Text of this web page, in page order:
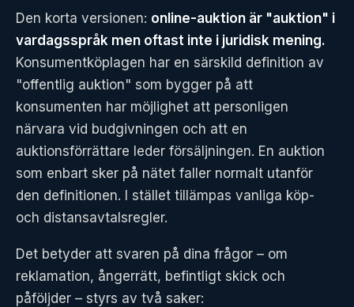
Den korta versionen: online-auktion är "auktion" i
vardagsspråk men oftast inte i juridisk mening.
Konsumentköplagen har en särskild definition av
"offentlig auktion" som bygger på att
konsumenten har möjlighet att personligen
närvara vid budgivningen och att en
auktionsförrättare leder försäljningen. En auktion
som enbart sker på nätet faller normalt utanför
den definitionen. I stället tillämpas vanliga köp-
och distansavtalsregler.
Det betyder att svaren på dina frågor – om
reklamation, ångerrätt, befintligt skick och
påföljder – styrs av två saker: